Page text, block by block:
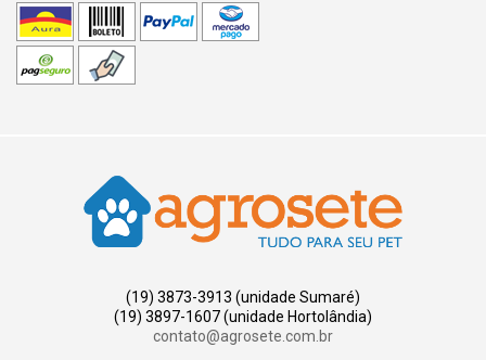
(19) 3873-3913 (unidade Sumaré)
(19) 3897-1607 (unidade Hortolândia)
contato@agrosete.com.br